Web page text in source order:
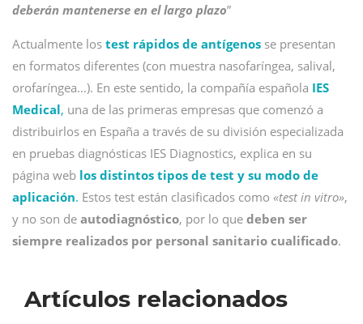
deberán mantenerse en el largo plazo”
Actualmente los test rápidos de antígenos se presentan
en formatos diferentes (con muestra nasofaríngea, salival,
orofaríngea…). En este sentido, la compañía española IES
Medical, una de las primeras empresas que comenzó a
distribuirlos en España a través de su división especializada
en pruebas diagnósticas IES Diagnostics, explica en su
página web los distintos tipos de test y su modo de
aplicación. Estos test están clasificados como «test in vitro»,
y no son de autodiagnóstico, por lo que deben ser
siempre realizados por personal sanitario cualificado.
Artículos relacionados